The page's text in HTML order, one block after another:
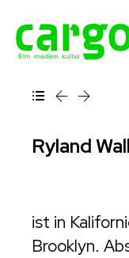
Ryland
ist in
Brooklyn.